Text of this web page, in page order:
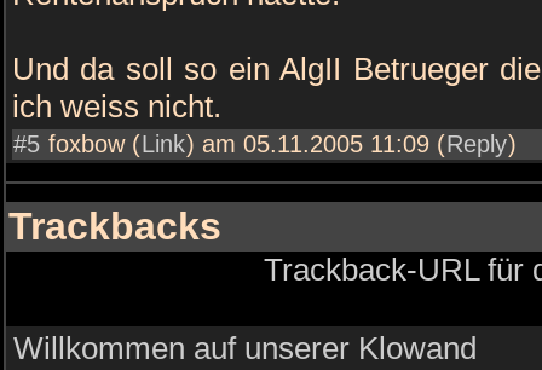
Und da soll so ein AlgII Betrueger
ich weiss nicht.
#5 foxbow (Link) am 05.11.2005 11:09 (Reply)
Trackbacks
Trackback-URL für
Willkommen auf unserer Klowand